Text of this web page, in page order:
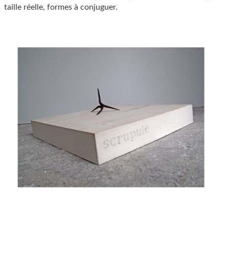
taille réelle, formes à conjuguer.